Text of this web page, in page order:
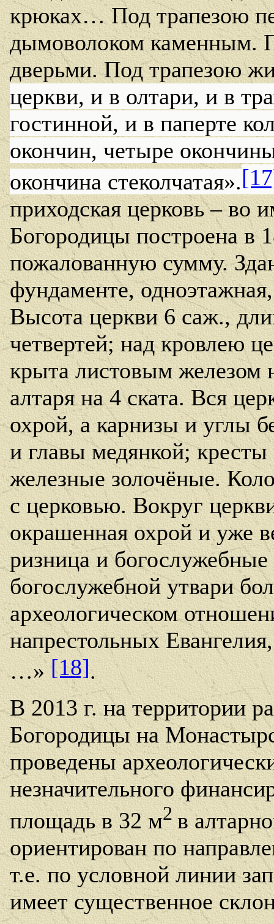
крюках… Под трапезою
дымоволоком каменным.
дверьми. Под трапезою
церкви, и в олтари, и в
гостинной, и в паперте
окончин, четыре
окончина стеколчатая».
приходская церковь – во
Богородицы построена в
пожалованную сумму.
фундаменте,
Высота церкви 6 саж.,
четвертей; над кровлею
крыта листовым железом
алтаря на 4 ската. Вся
охрой, а карнизы и углы
и главы медянкой; кресты
железные золочёные.
с церковью. Вокруг
окрашенная охрой и уже
ризница и
богослужебной утвари
археологическом
напрестольных
…»[18].
В 2013 г. на территории
Богородицы на
проведены
незначительного
площадь в 32 м2в
ориентирован по
т.е. по условной линии
имеет существенное